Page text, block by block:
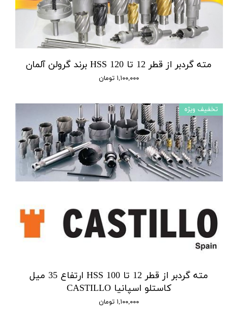
مته گردبر از قطر 12 تا 120 HSS برند گرولن آلمان
۱,۱۰۰,۰۰۰ تومان
مته گردبر از قطر 12 تا 100 HSS ارتفاع 35 میل
کاستلو اسپانیا CASTILLO
۱,۱۰۰,۰۰۰ تومان
تخفیف ویژه